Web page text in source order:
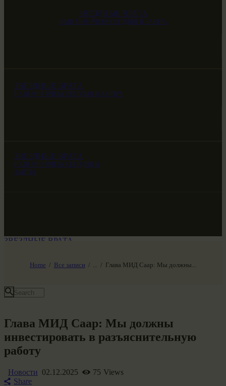
ЗВЕЗДНЫЕ ВРАТА
НАШ МИР ВЧЕРА СЕГОДНЯ И ЗАВТРА
ЗВЕЗДНЫЕ ВРАТА
НАШ МИР ВЧЕРА СЕГОДНЯ И ЗАВТРА
ЗВЕЗДНЫЕ ВРАТА
НАШ МИР ВЧЕРА СЕГОДНЯ И
ЗАВТРА
Home Все записи Глава МИД Саар: Мы должны...
ЗВЕЗДНЫЕ ВРАТА
SG-6
Глава МИД Саар: Мы должны
инвестировать в разъяснительную
работу
Новости 02.12.2025 75 Views
Share